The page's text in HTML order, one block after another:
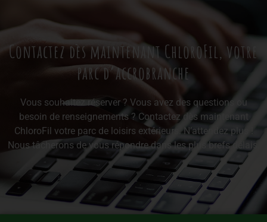
Contactez dès maintenant ChloroFil, votre
parc d’accrobranche
Vous souhaitez réserver ? Vous avez des questions ou
besoin de renseignements ? Contactez dès maintenant
ChloroFil votre parc de loisirs extérieurs. N’attendez plus !
Nous tâcherons de vous répondre dans les plus brefs délais.